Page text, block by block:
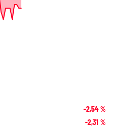
-2,54%
-2,31 %